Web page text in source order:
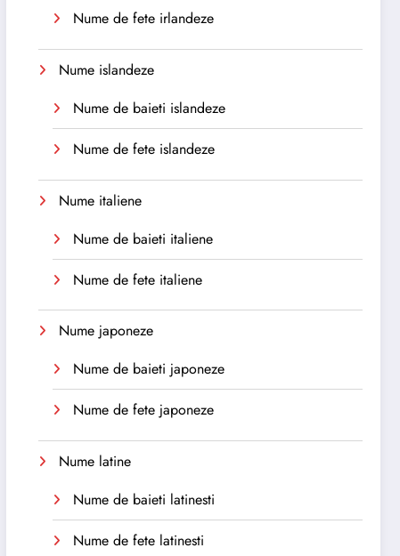
Nume de fete irlandeze
Nume islandeze
Nume de baieti islandeze
Nume de fete islandeze
Nume italiene
Nume de baieti italiene
Nume de fete italiene
Nume japoneze
Nume de baieti japoneze
Nume de fete japoneze
Nume latine
Nume de baieti latinesti
Nume de fete latinesti